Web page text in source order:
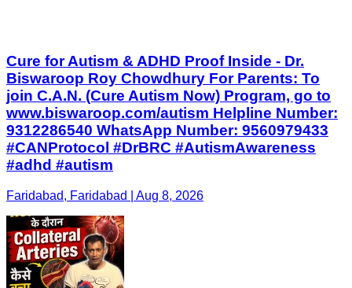
Cure for Autism & ADHD Proof Inside - Dr.
Biswaroop Roy Chowdhury For Parents: To
join C.A.N. (Cure Autism Now) Program, go to
www.biswaroop.com/autism Helpline Number:
9312286540 WhatsApp Number: 9560979433
#CANProtocol #DrBRC #AutismAwareness
#adhd #autism
Faridabad, Faridabad | Aug 8, 2026